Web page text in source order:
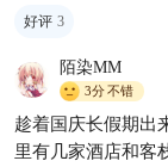
好评 3
陌染MM
3分不错
趁着国庆长假期出
里有几家酒店和客